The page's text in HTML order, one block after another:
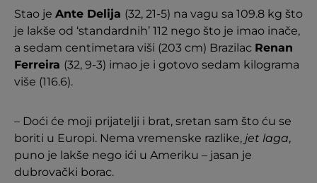
Stao je Ante Delija (32, 21-5) na vagu sa 109.8 kg što
je lakše od ‘standardnih’ 112 nego što je imao inače,
a sedam centimetara viši (203 cm) Brazilac Renan
Ferreira (32, 9-3) imao je i gotovo sedam kilograma
više (116.6).
– Doći će moji prijatelji i brat, sretan sam što ću se
boriti u Europi. Nema vremenske razlike, jet laga,
puno je lakše nego ići u Ameriku – jasan je
dubrovački borac.